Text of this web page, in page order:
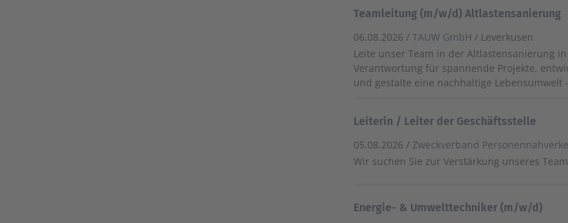
Teamleitung (m/w/d) Altlastensanierung
06.08.2026 /TAUW GmbH / Leverkusen
Leite unser Team in der Altlastensanierung
Verantwortung für spannende Projekte,
und gestalte eine nachhaltige Lebensumwelt
Leiterin / Leiter der Geschäftsstelle
05.08.2026 / Zweckverband
Wir suchen Sie zur Verstärkung unseres
Energie- & Umwelttechniker (m/w/d)